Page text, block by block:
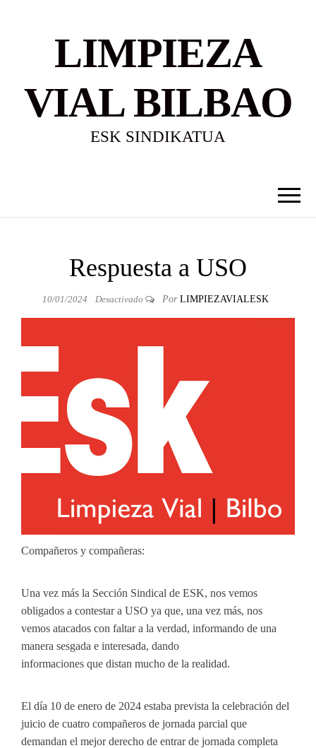
LIMPIEZA
VIAL BILBAO
ESK SINDIKATUA
Respuesta a USO
10/01/2024 Desactivado Por LIMPIEZAVIALESK
Compañeros y compañeras:
Una vez más la Sección Sindical de ESK, nos vemos
obligados a contestar a USO ya que, una vez más, nos
vemos atacados con faltar a la verdad, informando de una
manera sesgada e interesada, dando
informaciones que distan mucho de la realidad.
El día 10 de enero de 2024 estaba prevista la celebración del
juicio de cuatro compañeros de jornada parcial que
demandan el mejor derecho de entrar de jornada completa